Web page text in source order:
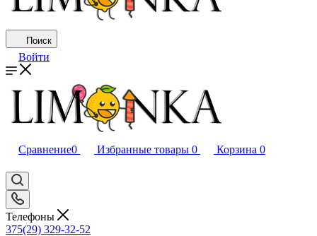
Поиск
Войти
Сравнение0 Избранные товары 0 Корзина 0
Телефоны
375(29) 329-32-52